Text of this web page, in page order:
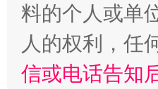
料的个人或单
人的权利，任
信或电话告知